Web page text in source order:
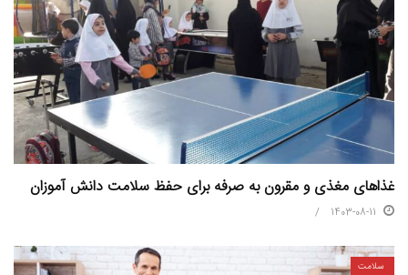
غذاهای مغذی و مقرون به صرفه برای حفظ سلامت دانش آموزان
1403-08-11
سلامت